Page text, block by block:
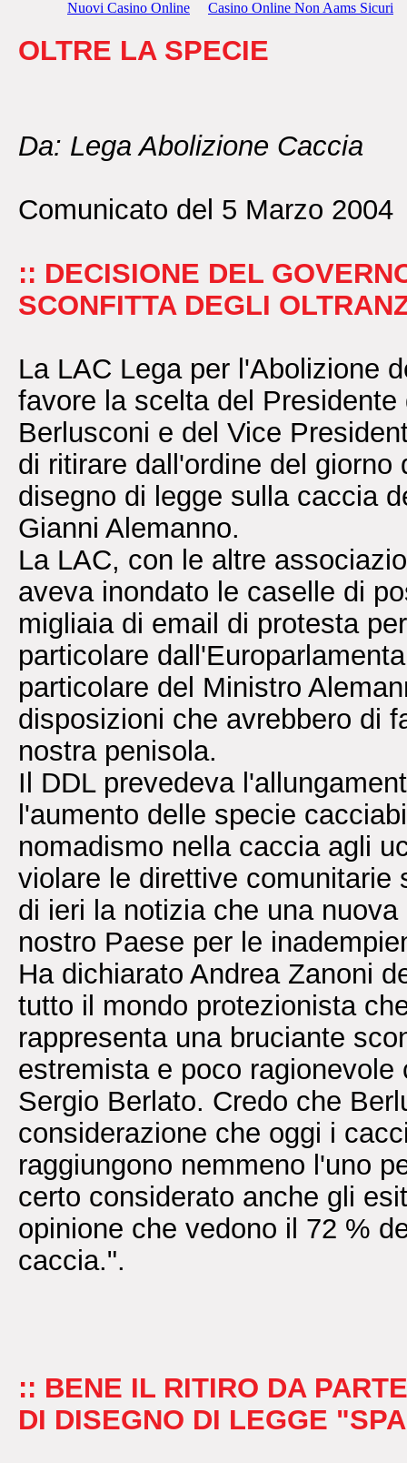
Nuovi Casino Online Casino Online Non Aams Sicuri
OLTRE LA SPECIE
Da: Lega Abolizione Caccia
Comunicato del 5 Marzo 2004
:: DECISIONE DEL
SCONFITTA DEGLI
La LAC Lega per l'Abolizione
favore la scelta del
Berlusconi e del Vice
di ritirare dall'ordine del
disegno di legge sulla caccia
Gianni Alemanno.
La LAC, con le altre
aveva inondato le caselle di
migliaia di email di protesta
particolare
particolare del Ministro
disposizioni che avrebbero di
nostra penisola.
Il DDL prevedeva
l'aumento delle specie
nomadismo nella caccia agli
violare le direttive
di ieri la notizia che una
nostro Paese per le
Ha dichiarato Andrea Zanoni
tutto il mondo protezionista
rappresenta una bruciante
estremista e poco
Sergio Berlato. Credo che
considerazione che oggi i
raggiungono nemmeno l'uno
certo considerato anche gli
opinione che vedono il 72 %
caccia.".
:: BENE IL RITIRO DA
DI DISEGNO DI LEGGE